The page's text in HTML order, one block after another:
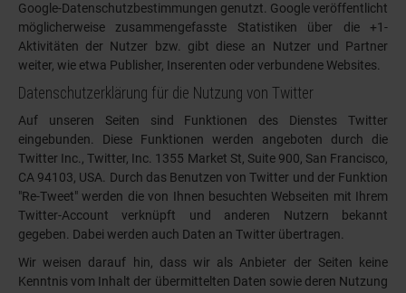
Google-Datenschutzbestimmungen genutzt. Google veröffentlicht
möglicherweise zusammengefasste Statistiken über die +1-
Aktivitäten der Nutzer bzw. gibt diese an Nutzer und Partner
weiter, wie etwa Publisher, Inserenten oder verbundene Websites.
Datenschutzerklärung für die Nutzung von Twitter
Auf unseren Seiten sind Funktionen des Dienstes Twitter
eingebunden. Diese Funktionen werden angeboten durch die
Twitter Inc., Twitter, Inc. 1355 Market St, Suite 900, San Francisco,
CA 94103, USA. Durch das Benutzen von Twitter und der Funktion
"Re-Tweet" werden die von Ihnen besuchten Webseiten mit Ihrem
Twitter-Account verknüpft und anderen Nutzern bekannt
gegeben. Dabei werden auch Daten an Twitter übertragen.
Wir weisen darauf hin, dass wir als Anbieter der Seiten keine
Kenntnis vom Inhalt der übermittelten Daten sowie deren Nutzung